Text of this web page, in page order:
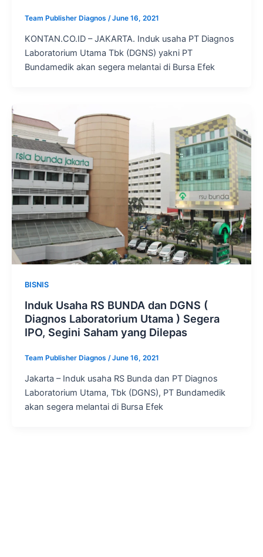
Team Publisher Diagnos /June 16, 2021
KONTAN.CO.ID – JAKARTA. Induk usaha PT Diagnos
Laboratorium Utama Tbk (DGNS) yakni PT
Bundamedik akan segera melantai di Bursa Efek
BISNIS
Induk Usaha RS BUNDA dan DGNS (
Diagnos Laboratorium Utama ) Segera
IPO, Segini Saham yang Dilepas
Team Publisher Diagnos /June 16, 2021
Jakarta – Induk usaha RS Bunda dan PT Diagnos
Laboratorium Utama, Tbk (DGNS), PT Bundamedik
akan segera melantai di Bursa Efek